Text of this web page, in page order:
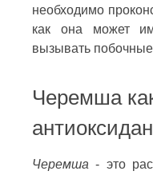
необходимо
как она может
вызывать
Черемша
Черемша - это